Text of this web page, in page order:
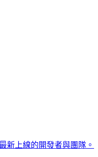
新上線的開發者與團隊。